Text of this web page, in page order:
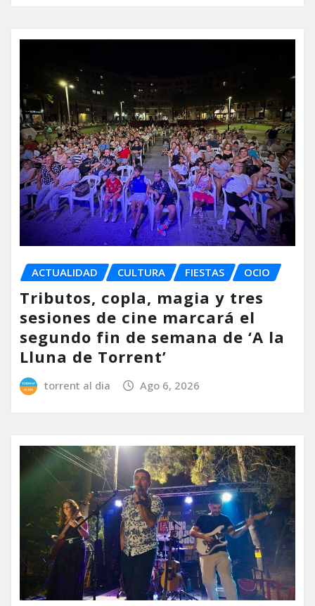
ACTUALIDAD CULTURA FIESTAS OCIO
Tributos, copla, magia y tres
sesiones de cine marcará el
segundo fin de semana de ‘A la
Lluna de Torrent’
torrent al dia Ago 6, 2026